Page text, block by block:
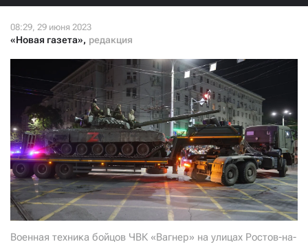
«Новая газета», редакция
Военная техника бойцов ЧВК «Вагнер» на улицах Ростов-на-
Нажимая кнопку «Стать соучастником»,
я принимаю условия и подтверждаю свое гражданство РФ
СТАТЬ СОУЧАСТНИКОМ
ПОДЕЛИТЬСЯ С ДРУЗЬЯМИ
Если у вас есть вопросы, пишите donate@novayagazeta.ruили
звоните:
+7 (929) 612-03-68